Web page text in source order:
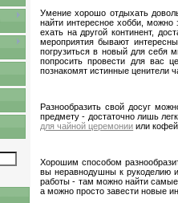
Умение хорошо отдыхать
найти интересное хобби, можно
ехать на другой континент,
мероприятия бывают
погрузиться в новый для себя
попросить провести для вас
познакомят истинные ценители
Разнообразить свой досуг
предмету - достаточно лишь
для чайной церемонии или
Хорошим способом
вы неравнодушны к рукоделию
работы - там можно найти самые
а можно просто завести новые